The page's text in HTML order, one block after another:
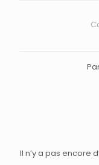
Il n’y a pas encore